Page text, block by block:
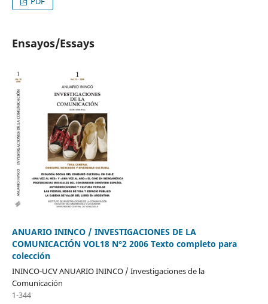
Ensayos/Essays
ANUARIO ININCO / INVESTIGACIONES DE LA
COMUNICACIÓN VOL18 N°2 2006 Texto completo para
colección
ININCO-UCV ANUARIO ININCO / Investigaciones de la
Comunicación
1-344